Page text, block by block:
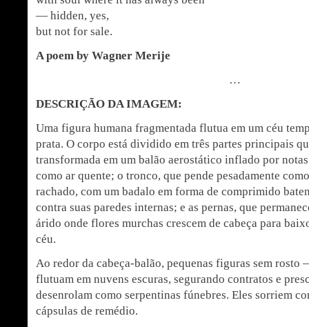
— hidden, yes,
but not for sale.
A poem by Wagner Merije
…
DESCRIÇÃO DA IMAGEM:
Uma figura humana fragmentada flutua em um céu
prata. O corpo está dividido em três partes principais
transformada em um balão aerostático inflado por
como ar quente; o tronco, que pende pesadamente
rachado, com um badalo em forma de comprimido
contra suas paredes internas; e as pernas, que
árido onde flores murchas crescem de cabeça para
céu.
Ao redor da cabeça-balão, pequenas figuras sem
flutuam em nuvens escuras, segurando contratos e
desenrolam como serpentinas fúnebres. Eles sorriem
cápsulas de remédio.